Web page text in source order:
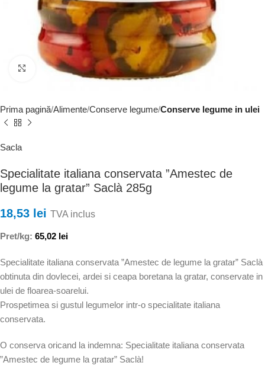
Faceți clic pentru a mări
Prima pagină Alimente Conserve legume Conserve legume in ulei
Sacla
Specialitate italiana conservata ”Amestec de
legume la gratar” Saclà 285g
18,53 lei TVA inclus
Pret/kg: 65,02 lei
Specialitate italiana conservata ”Amestec de legume la gratar” Saclà
obtinuta din dovlecei, ardei si ceapa boretana la gratar, conservate in
ulei de floarea-soarelui.
Prospetimea si gustul legumelor intr-o specialitate italiana
conservata.
O conserva oricand la indemna: Specialitate italiana conservata
”Amestec de legume la gratar” Saclà!